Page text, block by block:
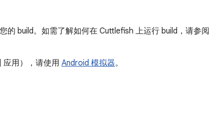
的 build。如需了解如何在 Cuttlefish 上运行 build，请参阅
应用），请使用 Android 模拟器。